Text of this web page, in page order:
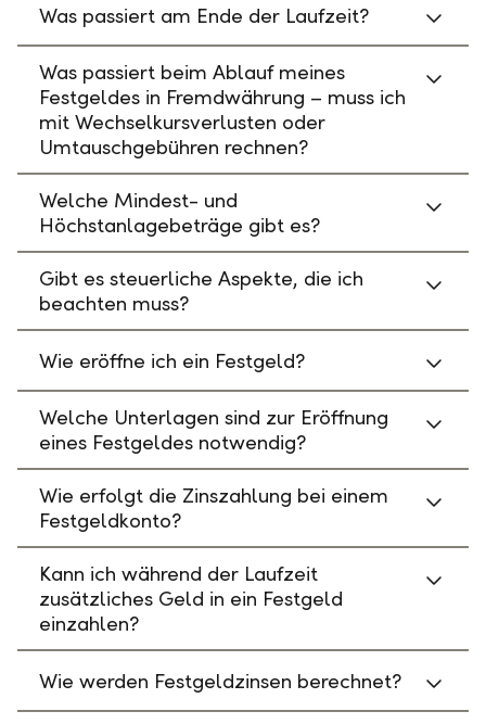
Was passiert am Ende der Laufzeit?
Was passiert beim Ablauf meines
Festgeldes in Fremdwährung – muss ich
mit Wechselkursverlusten oder
Umtauschgebühren rechnen?
Welche Mindest- und
Höchstanlagebeträge gibt es?
Gibt es steuerliche Aspekte, die ich
beachten muss?
Wie eröffne ich ein Festgeld?
Welche Unterlagen sind zur Eröffnung
eines Festgeldes notwendig?
Wie erfolgt die Zinszahlung bei einem
Festgeldkonto?
Kann ich während der Laufzeit
zusätzliches Geld in ein Festgeld
einzahlen?
Wie werden Festgeldzinsen berechnet?